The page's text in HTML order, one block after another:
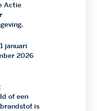
Actie
januari
2026
of een
is